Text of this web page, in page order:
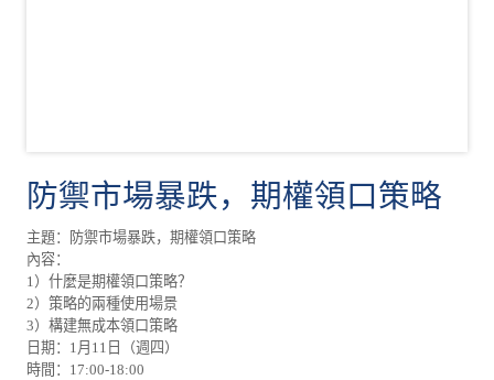
防禦市場暴跌，期權領口策略
主題：防禦市場暴跌，期權領口策略
內容：
1）什麼是期權領口策略？
2）策略的兩種使用場景
3）構建無成本領口策略
日期：1月11日（週四）
時間：17:00-18:00